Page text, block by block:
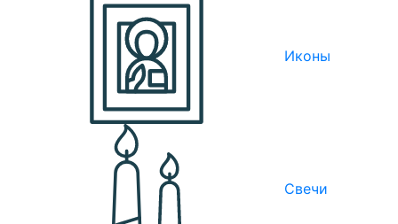
Иконы
Свечи